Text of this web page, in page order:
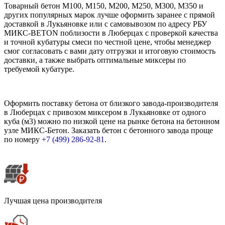
Товарный бетон М100, М150, М200, М250, М300, М350 и
других популярных марок лучше оформить заранее с прямой
доставкой в Лукьяновке или с самовывозом по адресу РБУ
МИКС-BETON поблизости в Люберцах с проверкой качества
и точной кубатуры смеси по честной цене, чтобы менеджер
смог согласовать с вами дату отгрузки и итоговую стоимость
доставки, а также выбрать оптимальные миксеры по
требуемой кубатуре.
Оформить поставку бетона от близкого завода-производителя
в Люберцах с привозом миксером в Лукьяновке от одного
куба (м3) можно по низкой цене на рынке бетона на бетонном
узле МИКС-Бетон. Заказать бетон с бетонного завода проще
по номеру +7 (499) 286-92-81 .
Лучшая цена производителя